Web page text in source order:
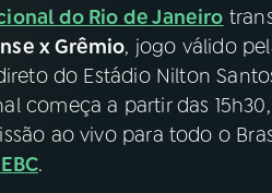
Facebook
X
do Rio de Janeiro
x Grêmio, jogo válido
do Estádio Nilton
começa a partir das
ao vivo para todo o
.